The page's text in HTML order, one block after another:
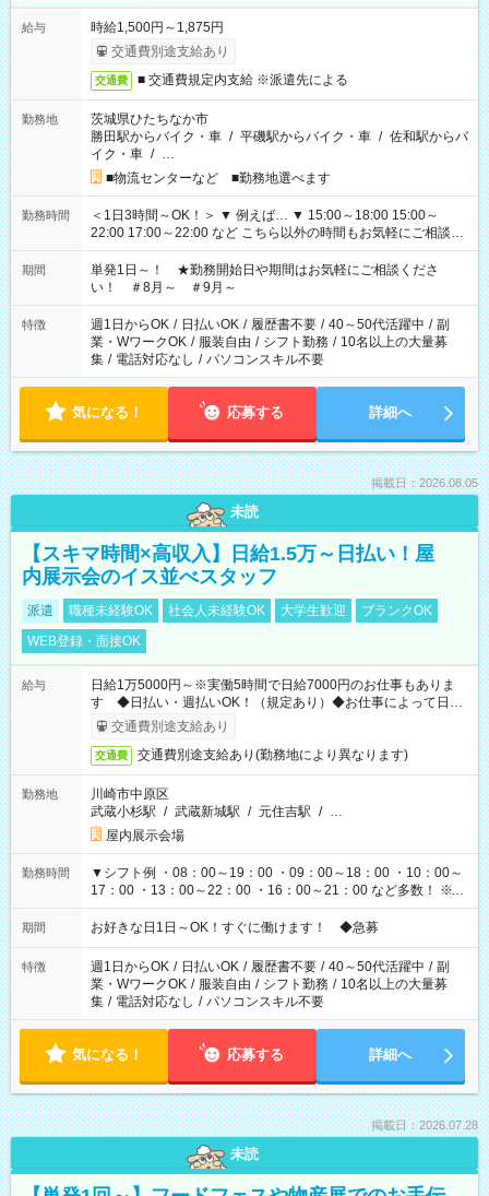
給与
時給1,500円～1,875円
交通費別途支給あり
交通費 ■ 交通費規定内支給 ※派遣先による
勤務地
茨城県ひたちなか市
勝田駅からバイク・車 / 平磯駅からバイク・車 / 佐和駅からバ
イク・車 / …
■物流センターなど ■勤務地選べます
勤務時間
＜1日3時間～OK！＞ ▼ 例えば… ▼ 15:00～18:00 15:00～
22:00 17:00～22:00 など こちら以外の時間もお気軽にご相談く
ださい！
期間
単発1日～！ ★勤務開始日や期間はお気軽にご相談くださ
い！ ＃8月～ ＃9月～
特徴 週1日からOK / 日払いOK / 履歴書不要 / 40～50代活躍中 / 副
業・WワークOK / 服装自由 / シフト勤務 / 10名以上の大量募
集 / 電話対応なし / パソコンスキル不要
気になる！ 応募する 詳細へ
掲載日：2026.08.05
未読
【スキマ時間×高収入】日給1.5万～日払い！屋
内展示会のイス並べスタッフ
派遣 職種未経験OK 社会人未経験OK 大学生歓迎
ブランクOK
WEB登録・面接OK
給与
日給1万5000円～※実働5時間で日給7000円のお仕事もありま
す ◆日払い・週払いOK！（規定あり）◆お仕事によって日給
も異なります
交通費別途支給あり
交通費 交通費別途支給あり(勤務地により異なります)
勤務地
川崎市中原区
武蔵小杉駅 / 武蔵新城駅 / 元住吉駅 / …
屋内展示会場
勤務時間
▼シフト例 ・08：00～19：00 ・09：00～18：00 ・10：00～
17：00 ・13：00～22：00 ・16：00～21：00 など多数！ ※お
仕事により勤務時間が異なります
期間 お好きな日1日～OK！すぐに働けます！ ◆急募
特徴 週1日からOK / 日払いOK / 履歴書不要 / 40～50代活躍中 / 副
業・WワークOK / 服装自由 / シフト勤務 / 10名以上の大量募
集 / 電話対応なし / パソコンスキル不要
気になる！ 応募する 詳細へ
掲載日：2026.07.28
未読